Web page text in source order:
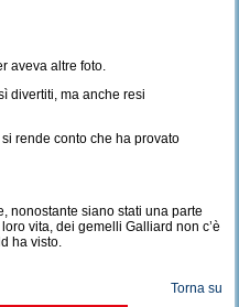
aveva altre foto.
divertiti, ma anche resi
rende conto che ha provato
nonostante siano stati una parte
vita, dei gemelli Galliard non c’è
ha visto.
Torna su